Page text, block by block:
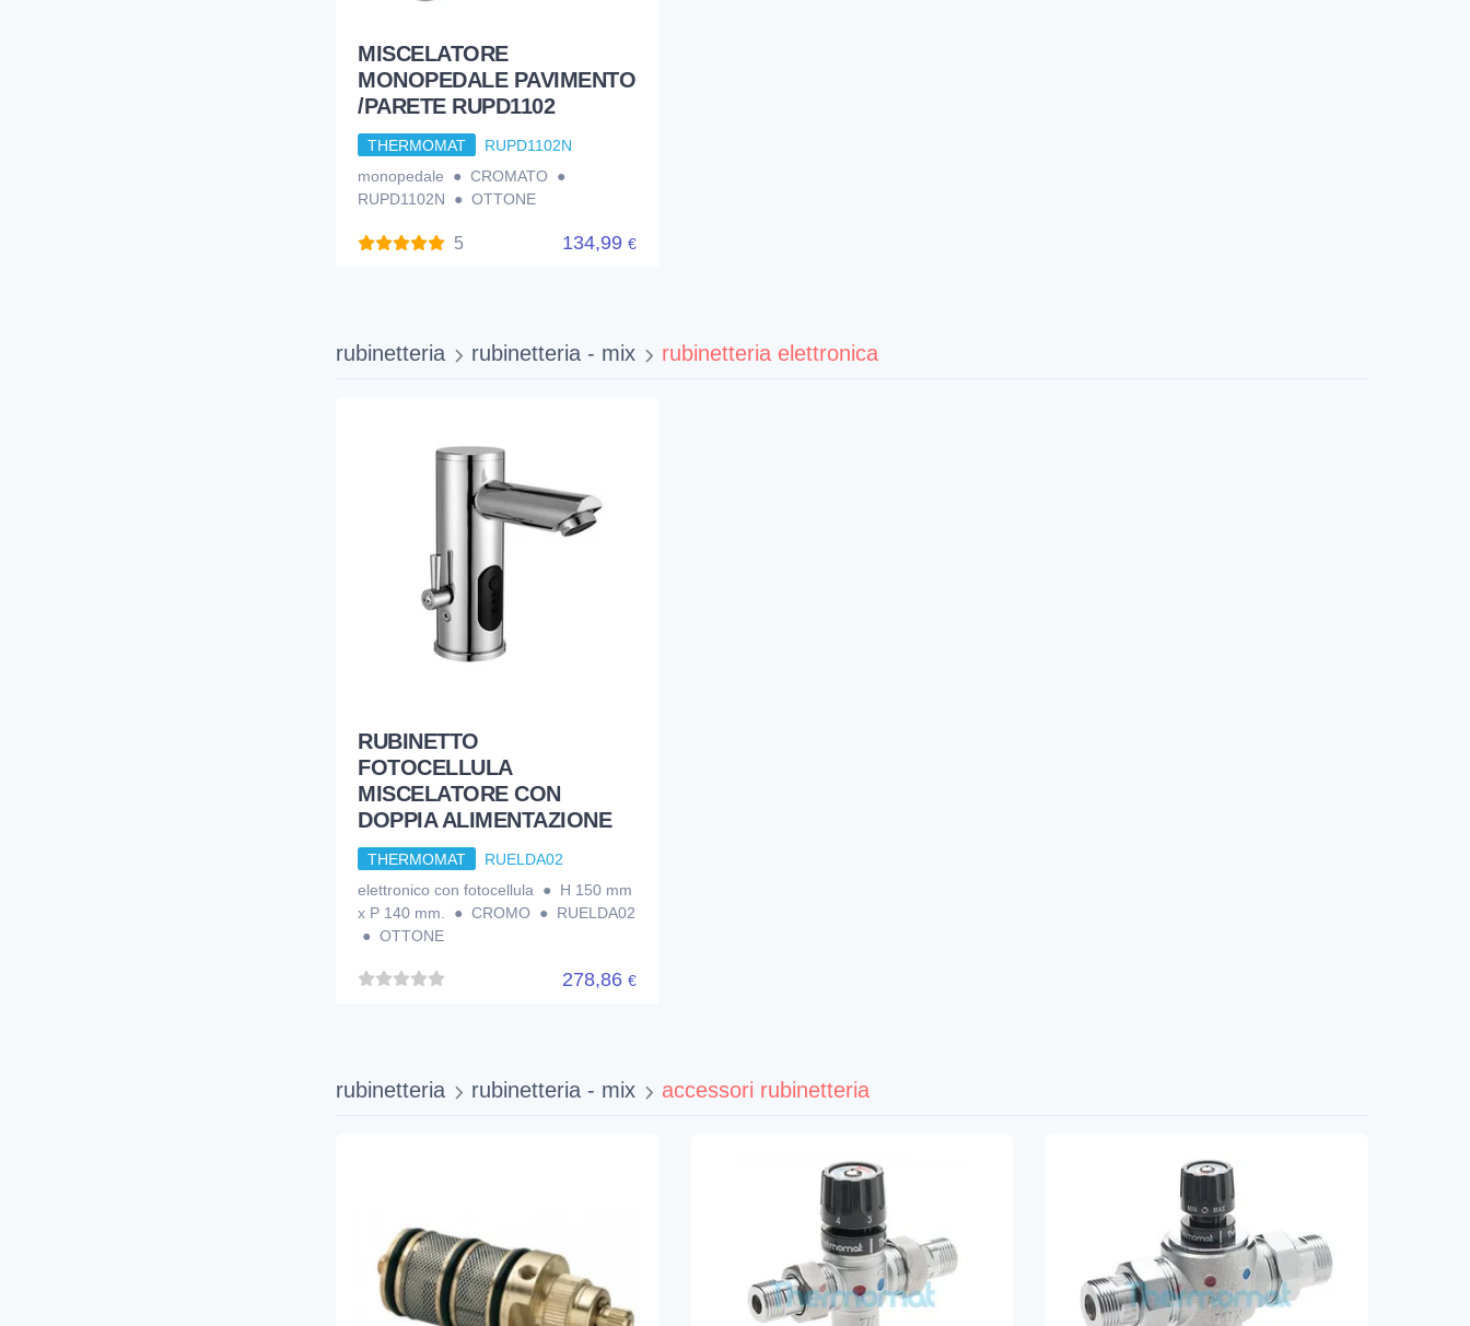
MISCELATORE
MONOPEDALE PAVIMENTO
/PARETE RUPD1102
THERMOMAT
RUPD1102N
monopedale ● CROMATO ●
RUPD1102N ● OTTONE
5 134,99 €
rubinetteria rubinetteria - mix rubinetteria elettronica
RUBINETTO
FOTOCELLULA
MISCELATORE CON
DOPPIA ALIMENTAZIONE
THERMOMAT
RUELDA02
elettronico con fotocellula ● H 150 mm
x P 140 mm. ● CROMO ● RUELDA02
● OTTONE
278,86 €
rubinetteria rubinetteria - mix accessori rubinetteria